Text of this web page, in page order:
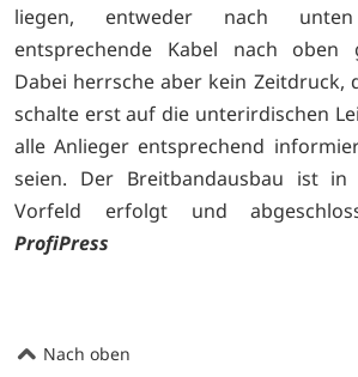
liegen, entweder nach
entsprechende Kabel nach oben
Dabei herrsche aber kein Zeitdruck,
schalte erst auf die unterirdischen
alle Anlieger entsprechend
seien. Der Breitbandausbau ist
Vorfeld erfolgt und
ProfiPress
Nach oben